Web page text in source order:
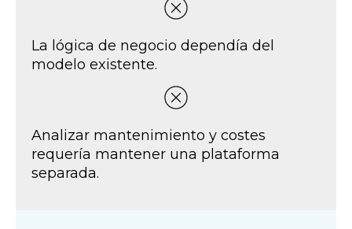
La lógica de negocio dependía del
modelo existente.
Analizar mantenimiento y costes
requería mantener una plataforma
separada.